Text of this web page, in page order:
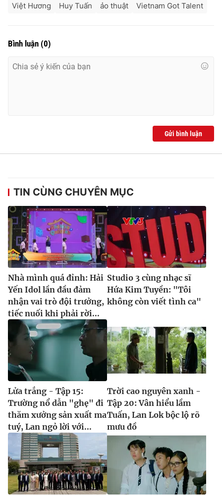
Việt Hương
Huy Tuấn ảo thuật Vietnam Got Talent
Bình luận (0)
Gửi bình luận
TIN CÙNG CHUYÊN MỤC
Nhà mình quá đỉnh: Hải
Yến Idol lần đầu đảm
nhận vai trò đội trưởng,
tiếc nuối khi phải rời...
Studio 3 cùng nhạc sĩ
Hứa Kim Tuyền: "Tôi
không còn viết tình ca"
Lửa trắng - Tập 15:
Trường nổ dẫn "ghẹ" đi
thăm xưởng sản xuất ma
tuý, Lan ngỏ lời với...
Trời cao nguyên xanh -
Tập 20: Vân hiểu lầm
Tuấn, Lan Lok bộc lộ rõ
mưu đồ